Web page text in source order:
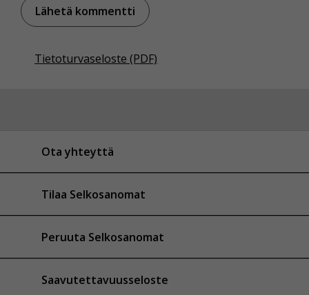
Tietoturvaseloste (PDF)
Ota yhteyttä
Tilaa Selkosanomat
Peruuta Selkosanomat
Saavutettavuusseloste